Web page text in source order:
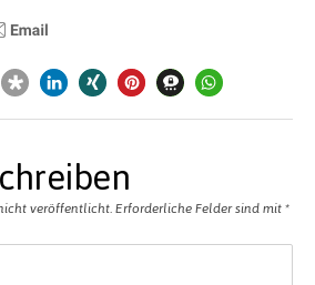
veröffentlicht.Erforderliche Felder sind mit *